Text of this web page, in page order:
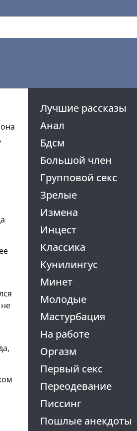
Лучшие рассказы
Анал
Бдсм
Большой член
Групповой секс
Зрелые
Измена
Инцест
Классика
Кунилингус
Минет
Молодые
Мастурбация
На работе
Оргазм
Первый секс
Переодевание
Писсинг
Пошлые анекдоты